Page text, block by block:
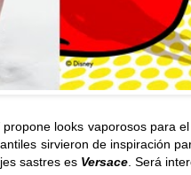
propone looks vaporosos para
sirvieron de inspiración
sastres es Versace . Será